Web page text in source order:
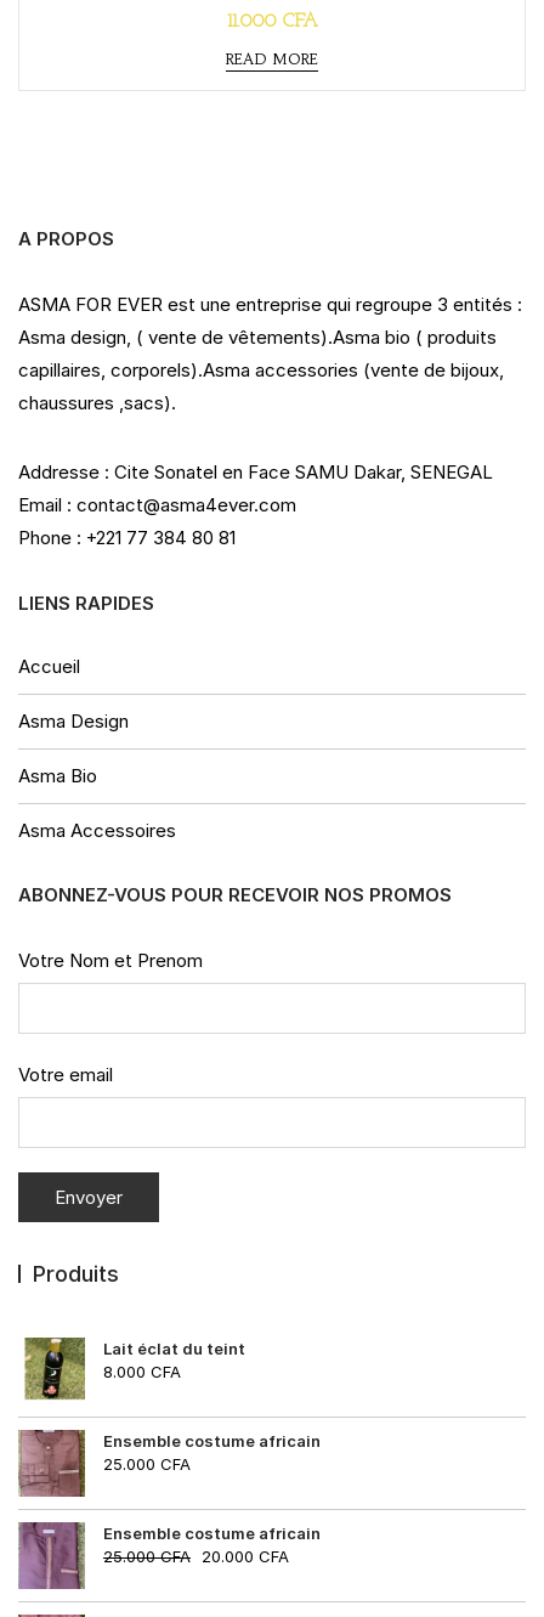
R
a
e
d
0
11.000 CFA
READ MORE
A PROPOS
ASMA FOR EVER est une entreprise qui regroupe 3 entités :
Asma design, ( vente de vêtements).Asma bio ( produits
capillaires, corporels).Asma accessories (vente de bijoux,
chaussures ,sacs).
Addresse : Cite Sonatel en Face SAMU Dakar, SENEGAL
Email : contact@asma4ever.com
Phone : +221 77 384 80 81
LIENS RAPIDES
Accueil
Asma Design
Asma Bio
Asma Accessoires
ABONNEZ-VOUS POUR RECEVOIR NOS PROMOS
Votre Nom et Prenom
Votre email
Produits
Lait éclat du teint
8.000 CFA
Ensemble costume africain
25.000 CFA
Ensemble costume africain
25.000CFA 20.000 CFA